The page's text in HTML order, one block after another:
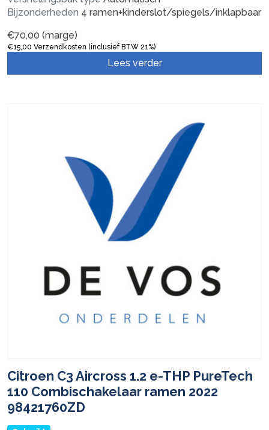
Bijzonderheden 4 ramen+kinderslot/spiegels/inklapbaar
€70,00 (marge)
€15,00 Verzendkosten (inclusief BTW 21%)
Lees verder
Citroen C3 Aircross 1.2 e-THP PureTech
110 Combischakelaar ramen 2022
98421760ZD